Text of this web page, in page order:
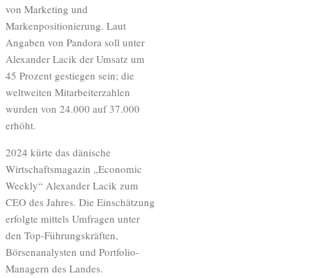
von Marketing und
Markenpositionierung. Laut
Angaben von Pandora soll unter
Alexander Lacik der Umsatz um
45 Prozent gestiegen sein; die
weltweiten Mitarbeiterzahlen
wurden von 24.000 auf 37.000
erhöht.
2024 kürte das dänische
Wirtschaftsmagazin „Economic
Weekly“ Alexander Lacik zum
CEO des Jahres. Die Einschätzung
erfolgte mittels Umfragen unter
den Top-Führungskräften,
Börsenanalysten und Portfolio-
Managern des Landes.